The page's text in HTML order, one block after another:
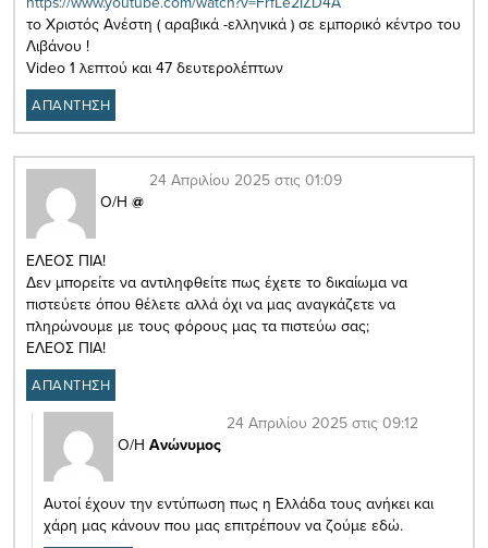
το Χριστός Ανέστη ( αραβικά -ελληνικά ) σε εμπορικό κέντρο του
Λιβάνου !
Video 1 λεπτού και 47 δευτερολέπτων
ΑΠΑΝΤΗΣΗ
Ο/Η @
24 Απριλίου 2025 στις 01:09
ΕΛΕΟΣ ΠΙΑ!
Δεν μπορείτε να αντιληφθείτε πως έχετε το δικαίωμα να
πιστεύετε όπου θέλετε αλλά όχι να μας αναγκάζετε να
πληρώνουμε με τους φόρους μας τα πιστεύω σας;
ΕΛΕΟΣ ΠΙΑ!
ΑΠΑΝΤΗΣΗ
Ο/Η Ανώνυμος
24 Απριλίου 2025 στις 09:12
Αυτοί έχουν την εντύπωση πως η Ελλάδα τους ανήκει και
χάρη μας κάνουν που μας επιτρέπουν να ζούμε εδώ.